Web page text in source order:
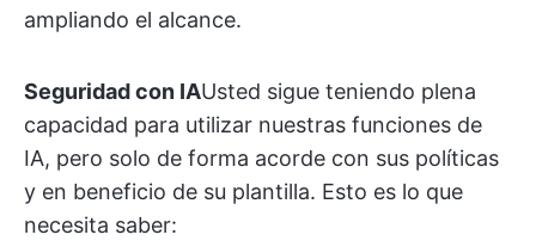
ampliando el alcance.
Seguridad con IAUsted sigue teniendo plena
capacidad para utilizar nuestras funciones de
IA, pero solo de forma acorde con sus políticas
y en beneficio de su plantilla. Esto es lo que
necesita saber: